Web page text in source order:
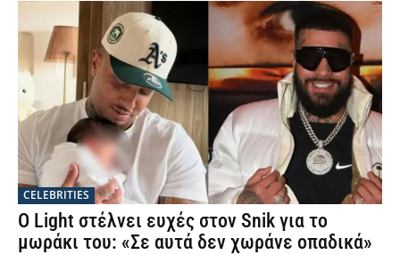
CELEBRITIES
Ο Light στέλνει ευχές στον Snik για το
μωράκι του: «Σε αυτά δεν χωράνε οπαδικά»